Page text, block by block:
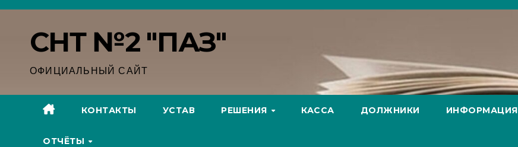
Перейти
содержимомуСНТ №2 "ПАЗ"
ОФИЦИАЛЬНЫЙ САЙТ
КОНТАКТЫ УСТАВ РЕШЕНИЯ КАССА ДОЛЖНИКИ ИНФОРМАЦИЯ
ОТЧËТЫ